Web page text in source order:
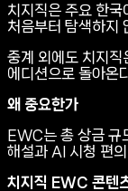
치지직은 주요 한
처음부터 탐색하지
중계 외에도 치지
에디션으로 돌아온
왜 중요한가
EWC는 총 상금 규
해설과 AI 시청 편
치지직 EWC 콘텐